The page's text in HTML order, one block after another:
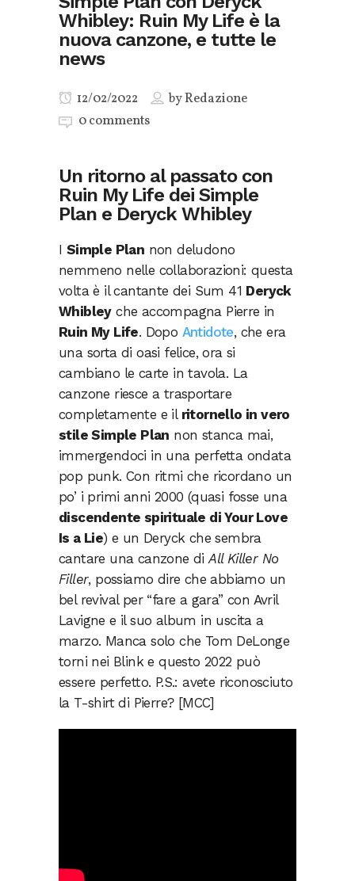
Whibley: Ruin My Life è la
nuova canzone, e tutte le
news
12/02/2022 byRedazione
0 comments
Un ritorno al passato con
Ruin My Life dei Simple
Plan e Deryck Whibley
I Simple Plan non deludono
nemmeno nelle collaborazioni: questa
volta è il cantante dei Sum 41 Deryck
Whibleyche accompagna Pierre in
Ruin My Life. Dopo Antidote, che era
una sorta di oasi felice, ora si
cambiano le carte in tavola. La
canzone riesce a trasportare
completamente e il ritornello in vero
stile Simple Plan non stanca mai,
immergendoci in una perfetta ondata
pop punk. Con ritmi che ricordano un
po’ i primi anni 2000 (quasi fosse una
discendente spirituale di Your Love
Is a Lie) e un Deryck che sembra
cantare una canzone diAll Killer No
Filler, possiamo dire che abbiamo un
bel revival per “fare a gara” con Avril
Lavigne e il suo album in uscita a
marzo. Manca solo che Tom DeLonge
torni nei Blink e questo 2022 può
essere perfetto. P.S.: avete riconosciuto
la T-shirt di Pierre? [MCC]